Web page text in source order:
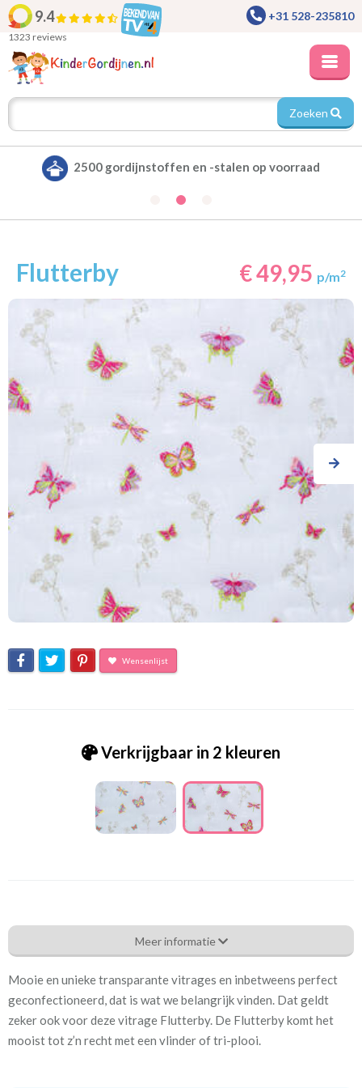
9.4
1323 reviews
+31 528-235810
Zoeken
Alle gordijnen verduisterend leverbaar
Flutterby € 49,95 p/m2
Wensenlijst
Verkrijgbaar in 2 kleuren
Pt.3921-546 Flutterby rainbow
Eigenschappen gordijnstof
Artikelnummer
Pt.3921-546 Flutterby
rainbow
Patroon: 32 cm
Meer informatie
Mooie en unieke transparante vitrages en inbetweens perfect
geconfectioneerd, dat is wat we belangrijk vinden. Dat geldt
zeker ook voor deze vitrage Flutterby. De Flutterby komt het
mooist tot z’n recht met een vlinder of tri-plooi.